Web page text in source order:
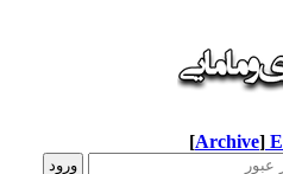
[Archive]